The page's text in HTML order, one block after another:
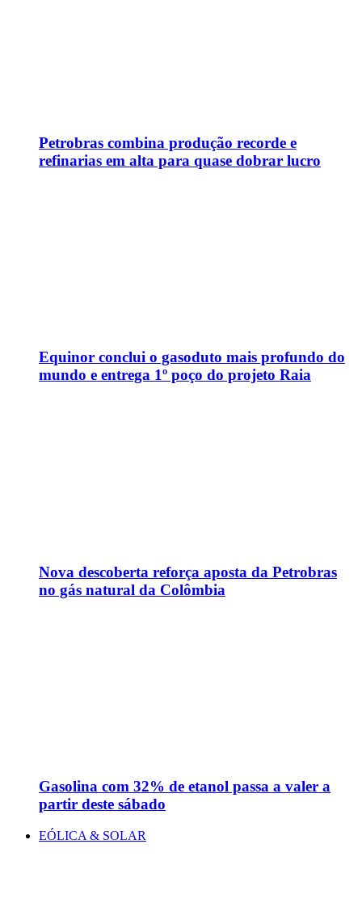
Petrobras combina produção recorde e
refinarias em alta para quase dobrar lucro
Equinor conclui o gasoduto mais profundo do
mundo e entrega 1º poço do projeto Raia
Nova descoberta reforça aposta da Petrobras
no gás natural da Colômbia
Gasolina com 32% de etanol passa a valer a
partir deste sábado
EÓLICA & SOLAR